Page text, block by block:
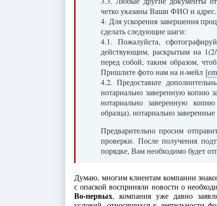
четко указаны Ваши ФИО и адрес.
4. Для ускорения завершения
сделать следующие шаги:
4.1. Пожалуйста,
действующим, раскрытым на
перед собой, таким образом,
Пришлите фото нам на и-мейл
4.2. Предоставьте
нотариально заверенную копию
нотариально заверенную
образца), нотариально
Предварительно просим
проверки. После получения
порядке, Вам необходимо будет
Думаю, многим клиентам компании
с опаской восприняли новости о
Во-первых, компания уже давно